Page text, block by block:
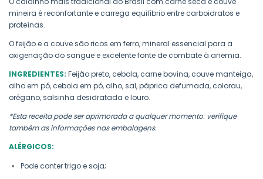
mineira é reconfortante e carrega equilíbrio entre carboidratos e
proteínas.
O feijão e a couve são ricos em ferro, mineral essencial para a
oxigenação do sangue e excelente fonte de combate à anemia.
INGREDIENTES: Feijão preto, cebola, carne bovina, couve manteiga,
alho em pó, cebola em pó, alho, sal, páprica defumada, colorau,
orégano, salsinha desidratada e louro.
*Esta receita pode ser aprimorada a qualquer momento. verifique
também as informações nas embalagens.
ALÉRGICOS:
Pode conter trigo e soja;